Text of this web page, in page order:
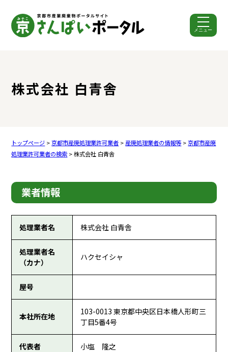
メニュー
株式会社 白青舎
トップページ >京都市産廃処理業許可業者 > 産廃処理業者の情報等>京都市産廃
処理業許可業者の検索 > 株式会社 白青舎
業者情報
処理業者名 株式会社 白青舎
処理業者名
（カナ）
ハクセイシャ
屋号
本社所在地
103-0013 東京都中央区日本橋人形町三
丁目5番4号
代表者 小塩 隆之